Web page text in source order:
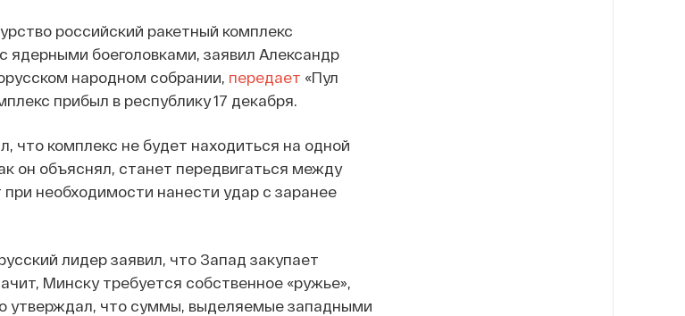
российский ракетный комплекс
боеголовками, заявил Александр
народном собрании, передает «Пул
прибыл в республику 17 декабря.
что комплекс не будет находиться на одной
он объяснял, станет передвигаться между
необходимости нанести удар с заранее
лидер заявил, что Запад закупает
Минску требуется собственное «ружье»,
утверждал, что суммы, выделяемые западными